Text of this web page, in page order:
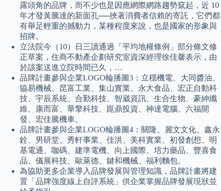
露頭角的品牌，而不少也是因應網際網路趨勢竄起，近 10
年才發黃騰達的新面孔──挾著消費者信賴的寄託，它們都
有舉足輕重的撼動力，某種程度來說，也是國家的形象與
招牌。
立法院今（10）日三讀通過「平均地權條例」部分條文修
正草案，住商不動產企劃研究室資深經理徐佳馨表示，由
於該案送進立院時間已久，…
品牌計畫參與企業LOGO輪播圖3：立穩機電、大同醬油、
協易機械、昆富工業、集山實業、永大食品、宏正自動科
技、宇辰系統、合勤科技、智崴資訊、生合生物、豪紳纖
維、康而富、華擎科技、崑鼎投資、神達電腦、六福開
發、宏佳騰機車。
品牌計畫參與企業LOGO輪播圖4：關隆、麗文文化、鑫永
銓、男研堂、秀軒事業、佳洪、美科實業、初發創想、明
基電通、咖碼、建準電機、向上國際、培力藥品、豐喜食
品、儀展科技、歐萊德、鍵和機械、福利麵包。
為協助更多企業導入品牌發展與管理知識，品牌計畫將建
置「品牌強度線上自評系統」供企業掌握品牌發展現狀並